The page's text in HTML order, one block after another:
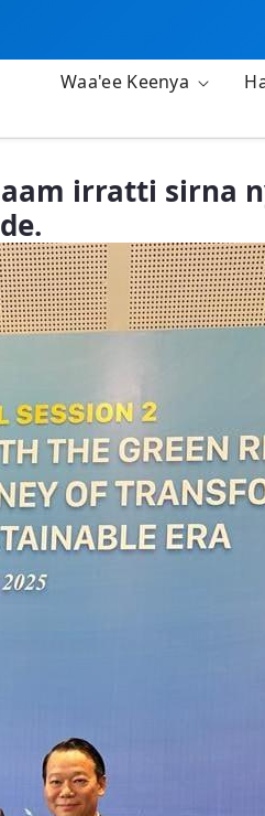
Waa'ee Keenya
irratti sirna